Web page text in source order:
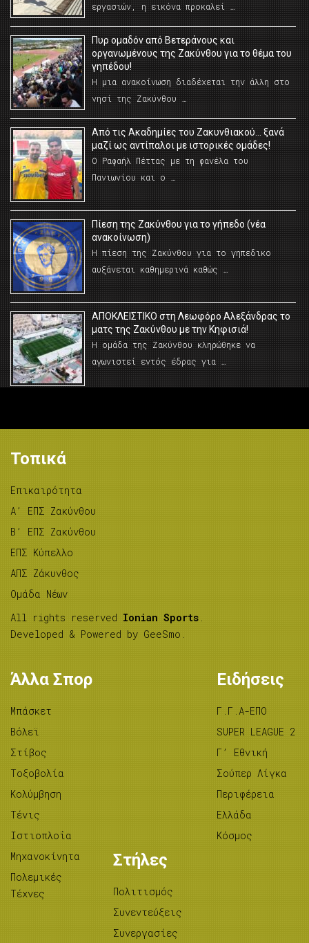
εργασιών, η εικόνα προκαλεί …
Πυρ ομαδόν από Βετεράνους και
οργανωμένους της Ζακύνθου για το θέμα του
γηπέδου!
Η μια ανακοίνωση διαδέχεται την άλλη στο
νησί της Ζακύνθου …
Από τις Ακαδημίες του Ζακυνθιακού… ξανά
μαζί ως αντίπαλοι με ιστορικές ομάδες!
Ο Ραφαήλ Πέττας με τη φανέλα του
Πανιωνίου και ο …
Πίεση της Ζακύνθου για το γήπεδο (νέα
ανακοίνωση)
Η πίεση της Ζακύνθου για το γηπεδικο
αυξάνεται καθημερινά καθώς …
AΠΟΚΛΕΙΣΤΙΚΟ στη Λεωφόρο Αλεξάνδρας το
ματς της Ζακύνθου με την Κηφισιά!
Η ομάδα της Ζακύνθου κληρώθηκε να
αγωνιστεί εντός έδρας για …
Τοπικά
Επικαιρότητα
A’ ΕΠΣ Ζακύνθου
B’ ΕΠΣ Ζακύνθου
ΕΠΣ Κύπελλο
ΑΠΣ Ζάκυνθος
Ομάδα Νέων
All rights reserved Ionian Sports .
Developed & Powered by GeeSmo .
Άλλα Σπορ
Μπάσκετ
Βόλεϊ
Στίβος
Tοξοβολία
Κολύμβηση
Τένις
Ιστιοπλοΐα
Μηχανοκίνητα
Πολεμικές
Τέχνες
Ειδήσεις
Γ.Γ.Α-ΕΠΟ
SUPER LEAGUE 2
Γ’ Εθνική
Σούπερ Λίγκα
Περιφέρεια
Ελλάδα
Κόσμος
Στήλες
Πολιτισμός
Συνεντεύξεις
Συνεργασίες